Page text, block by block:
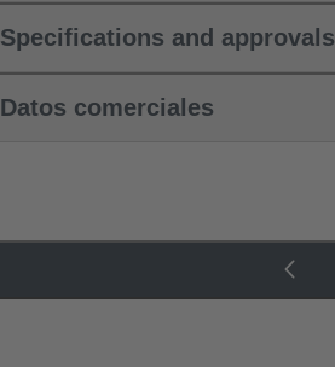
Specifications and approvals
Datos comerciales